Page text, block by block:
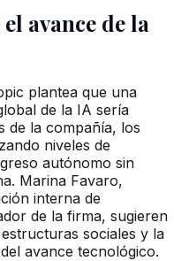
avance de la
plantea que una
de la IA sería
de la compañía, los
niveles de
autónomo sin
Marina Favaro,
interna de
de la firma, sugieren
sociales y la
avance tecnológico.